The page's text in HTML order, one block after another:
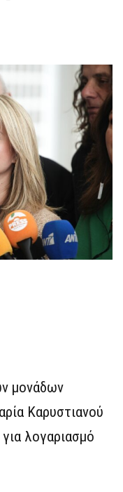
μονάδων
Καρυστιανού
για λογαριασμό